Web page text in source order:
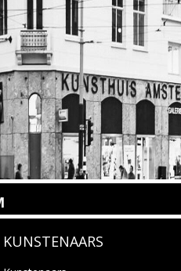
KUNSTENAARS